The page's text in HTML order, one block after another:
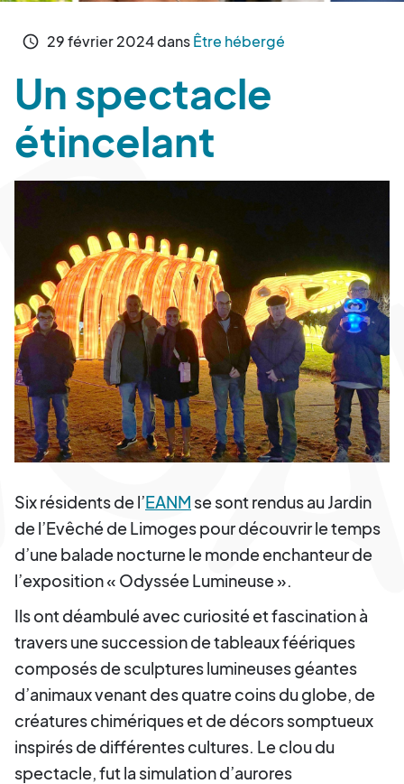
schedule 29février2024dansÊtre hébergé
Un spectacle
étincelant
Six résidents de l’EANMse sont rendus au Jardin
de l’Evêché de Limoges pour découvrir le temps
d’une balade nocturne le monde enchanteur de
l’exposition « Odyssée Lumineuse ».
Ils ont déambulé avec curiosité et fascination à
travers une succession de tableaux féériques
composés de sculptures lumineuses géantes
d’animaux venant des quatre coins du globe, de
créatures chimériques et de décors somptueux
inspirés de différentes cultures. Le clou du
spectacle, fut la simulation d’aurores